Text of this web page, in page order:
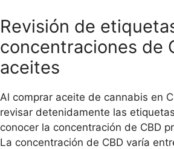
Revisión de
concentraciones de
aceites
Al comprar aceite de cannabis en
revisar detenidamente las
conocer la concentración de CBD
La concentración de CBD varía